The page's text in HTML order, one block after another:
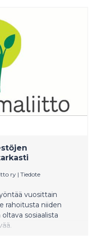
ry | Tiedote
vuosittain
rahoitusta niiden
sosiaalista